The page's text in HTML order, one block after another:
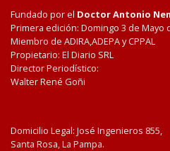
Fundado por el Doctor Antonio
Primera edición: Domingo 3 de Mayo
Miembro de ADIRA,ADEPA y CPPAL
Propietario: El Diario SRL
Director Periodístico:
Walter René Goñi
Domicilio Legal: José Ingenieros 855,
Santa Rosa, La Pampa.